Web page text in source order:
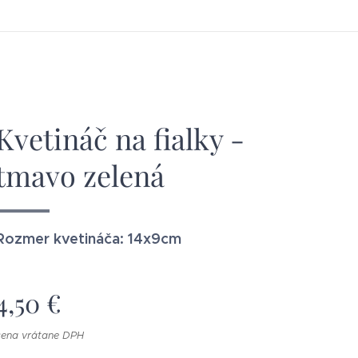
na fialky -
zelená
kvetináča: 14x9cm
€
vrátane DPH